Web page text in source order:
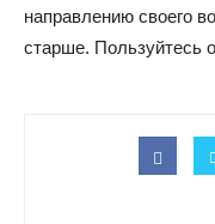
направлению своего
старше. Пользуйтесь